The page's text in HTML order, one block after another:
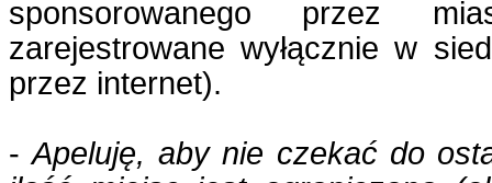
sponsorowanego przez
zarejestrowane wyłącznie w
przez internet).
-Apeluję, aby nie czekać do